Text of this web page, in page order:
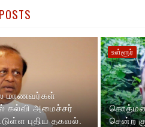
மாணவர்கள்
கல்வி அமைச்சர்
புதிய தகவல்.
உள்ளூர்
சென்ற